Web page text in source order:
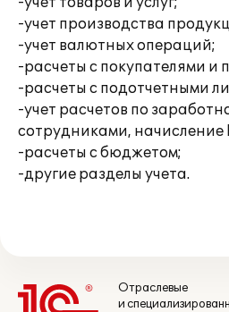
-учет производства
-учет валютных операций;
-расчеты с покупателями и
-расчеты с подотчетными
-учет расчетов по
сотрудниками,
-расчеты с бюджетом;
-другие разделы учета.
Отраслевые
и